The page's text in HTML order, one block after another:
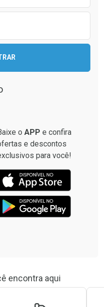
o APP e confira
e descontos
para você!
encontra aqui